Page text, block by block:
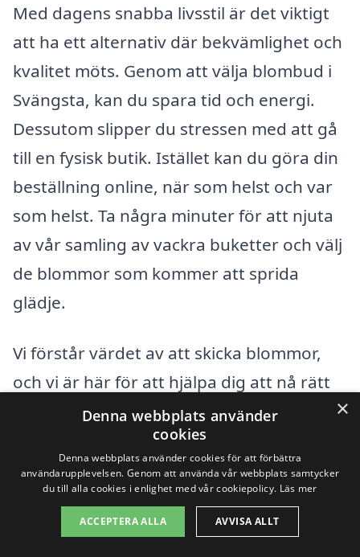
Med dagens snabba livsstil är det viktigt
att ha ett alternativ där bekvämlighet och
kvalitet möts. Genom att välja blombud i
Svängsta, kan du spara tid och energi.
Dessutom slipper du stressen med att gå
till en fysisk butik. Istället kan du göra din
beställning online, när som helst och var
som helst. Ta några minuter för att njuta
av vår samling av vackra buketter och välj
de blommor som kommer att sprida
glädje.
Vi förstår värdet av att skicka blommor,
och vi är här för att hjälpa dig att nå rätt
florister för att säkerställa att din gest blir
minnesvärd. Tveka inte att använda vår
plattform nästa gång du vill överraska
någon med en vacker blomsterleverans.
Blombud i Svängsta är bara några klick
×
Denna webbplats använder
cookies
Denna webbplats använder cookies för att förbättra
användarupplevelsen. Genom att använda vår webbplats samtycker
du till alla cookies i enlighet med vår cookiepolicy. Läs mer
ACCEPTERA ALLA AVVISA ALLT